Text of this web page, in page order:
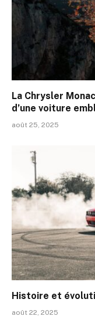
La Chrysler
d’une voiture
août 25, 2025
Histoire et
août 22, 2025